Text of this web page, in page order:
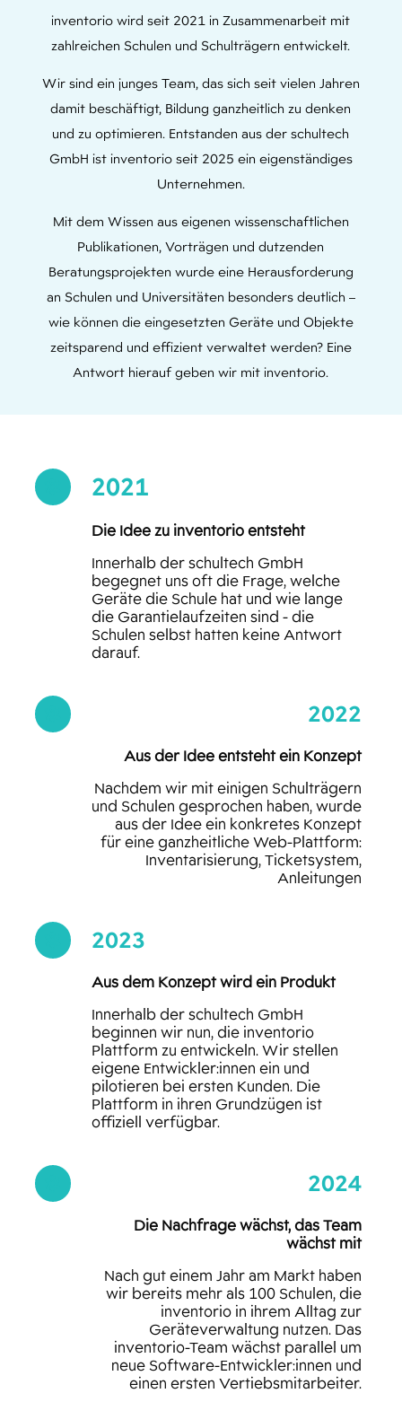
inventorio wird seit 2021 in Zusammenarbeit mit
zahlreichen Schulen und Schulträgern entwickelt.
Wir sind ein junges Team, das sich seit vielen Jahren
damit beschäftigt, Bildung ganzheitlich zu denken
und zu optimieren. Entstanden aus der schultech
GmbH ist inventorio seit 2025 ein eigenständiges
Unternehmen.
Mit dem Wissen aus eigenen wissenschaftlichen
Publikationen, Vorträgen und dutzenden
Beratungsprojekten wurde eine Herausforderung
an Schulen und Universitäten besonders deutlich –
wie können die eingesetzten Geräte und Objekte
zeitsparend und effizient verwaltet werden? Eine
Antwort hierauf geben wir mit inventorio.
2021
Die Idee zu inventorio entsteht
Innerhalb der schultech GmbH
begegnet uns oft die Frage, welche
Geräte die Schule hat und wie lange
die Garantielaufzeiten sind - die
Schulen selbst hatten keine Antwort
darauf.
2022
Aus der Idee entsteht ein Konzept
Nachdem wir mit einigen Schulträgern
und Schulen gesprochen haben, wurde
aus der Idee ein konkretes Konzept
für eine ganzheitliche Web-Plattform:
Inventarisierung, Ticketsystem,
Anleitungen
2023
Aus dem Konzept wird ein Produkt
Innerhalb der schultech GmbH
beginnen wir nun, die inventorio
Plattform zu entwickeln. Wir stellen
eigene Entwickler:innen ein und
pilotieren bei ersten Kunden. Die
Plattform in ihren Grundzügen ist
offiziell verfügbar.
2024
Die Nachfrage wächst, das Team
wächst mit
Nach gut einem Jahr am Markt haben
wir bereits mehr als 100 Schulen, die
inventorio in ihrem Alltag zur
Geräteverwaltung nutzen. Das
inventorio-Team wächst parallel um
neue Software-Entwickler:innen und
einen ersten Vertiebsmitarbeiter.